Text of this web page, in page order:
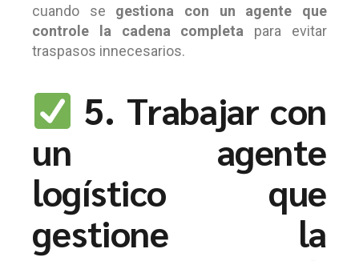
cuando se gestiona con un agente que
controle la cadena completa para evitar
traspasos innecesarios.
5. Trabajar con
un agente
logístico que
gestione la